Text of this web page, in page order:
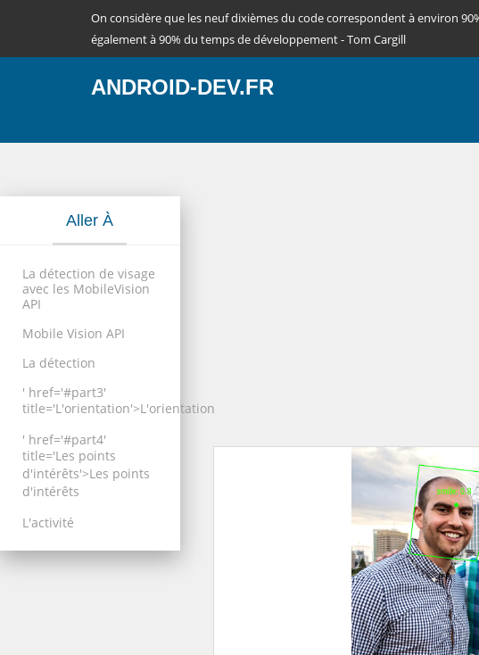
On considère que les neuf dixièmes du code correspondent à environ
également à 90% du temps de développement - Tom Cargill
ANDROID-DEV.FR
Aller À
La détection de visage
avec les MobileVision
API
Mobile Vision API
La détection
' href='#part3'
title='L'orientation'>L'orientation
' href='#part4'
title='Les points
d'intérêts'>Les points
d'intérêts
L'activité